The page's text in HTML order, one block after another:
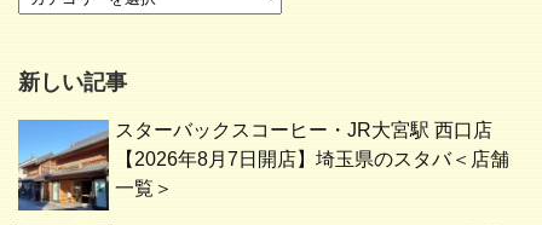
新しい記事
スターバックスコーヒー・JR大宮駅 西口店
【2026年8月7日開店】埼玉県のスタバ＜店舗
一覧＞